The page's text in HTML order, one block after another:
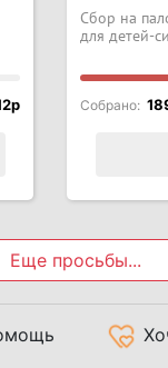
Сбор на
для детей-
Собрано:
Еще просьбы...